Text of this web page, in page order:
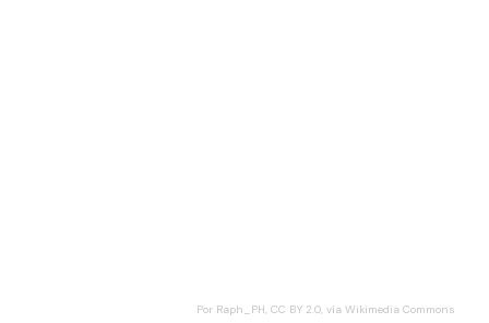
Por Raph_PH, CC BY 2.0, vía Wikimedia Commons